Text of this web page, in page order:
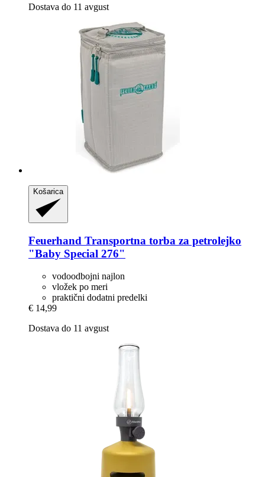
Dostava do 11 avgust
Košarica
Feuerhand Transportna torba za petrolejko
"Baby Special 276"
vodoodbojni najlon
vložek po meri
praktični dodatni predelki
€ 14,99
Dostava do 11 avgust